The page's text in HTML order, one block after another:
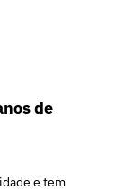
de
e tem